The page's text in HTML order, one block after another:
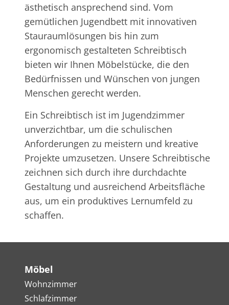
ästhetisch ansprechend sind. Vom
gemütlichen Jugendbett mit innovativen
Stauraumlösungen bis hin zum
ergonomisch gestalteten Schreibtisch
bieten wir Ihnen Möbelstücke, die den
Bedürfnissen und Wünschen von jungen
Menschen gerecht werden.
Ein Schreibtisch ist im Jugendzimmer
unverzichtbar, um die schulischen
Anforderungen zu meistern und kreative
Projekte umzusetzen. Unsere Schreibtische
zeichnen sich durch ihre durchdachte
Gestaltung und ausreichend Arbeitsfläche
aus, um ein produktives Lernumfeld zu
schaffen.
Möbel
Wohnzimmer
Schlafzimmer